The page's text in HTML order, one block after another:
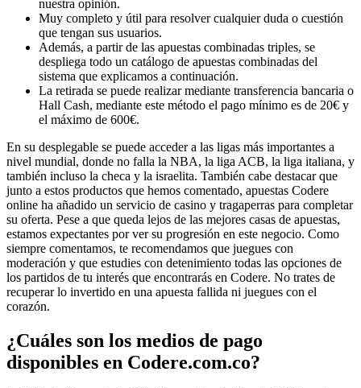
nuestra opinión.
Muy completo y útil para resolver cualquier duda o cuestión
que tengan sus usuarios.
Además, a partir de las apuestas combinadas triples, se
despliega todo un catálogo de apuestas combinadas del
sistema que explicamos a continuación.
La retirada se puede realizar mediante transferencia bancaria o
Hall Cash, mediante este método el pago mínimo es de 20€ y
el máximo de 600€.
En su desplegable se puede acceder a las ligas más importantes a
nivel mundial, donde no falla la NBA, la liga ACB, la liga italiana, y
también incluso la checa y la israelita. También cabe destacar que
junto a estos productos que hemos comentado, apuestas Codere
online ha añadido un servicio de casino y tragaperras para completar
su oferta. Pese a que queda lejos de las mejores casas de apuestas,
estamos expectantes por ver su progresión en este negocio. Como
siempre comentamos, te recomendamos que juegues con
moderación y que estudies con detenimiento todas las opciones de
los partidos de tu interés que encontrarás en Codere. No trates de
recuperar lo invertido en una apuesta fallida ni juegues con el
corazón.
¿Cuáles son los medios de pago
disponibles en Codere.com.co?